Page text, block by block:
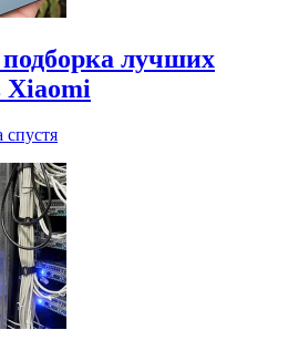
лучших
Xiaomi
спустя